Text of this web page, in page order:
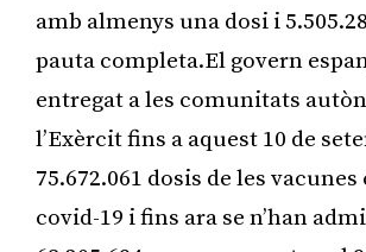
amb almenys una dosi i
pauta completa.El govern
entregat a les comunitats
l’Exèrcit fins a aquest 10 de
75.672.061 dosis de les
covid-19 i fins ara se n’han